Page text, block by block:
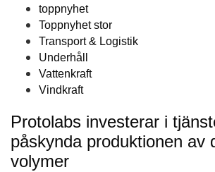
toppnyhet
Toppnyhet stor
Transport & Logistik
Underhåll
Vattenkraft
Vindkraft
Protolabs investerar i
påskynda produktionen av
volymer